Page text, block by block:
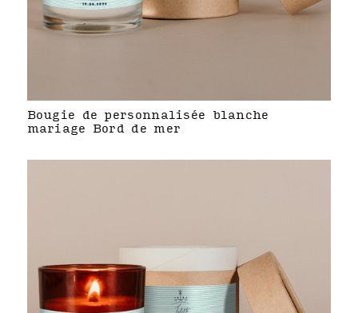
Bougie de personnalisée blanche
mariage Bord de mer